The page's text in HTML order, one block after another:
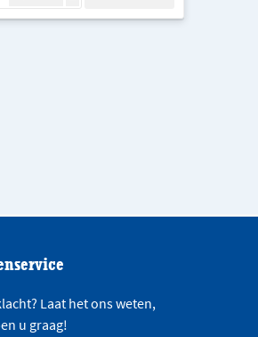
Laat het ons weten,
u graag!